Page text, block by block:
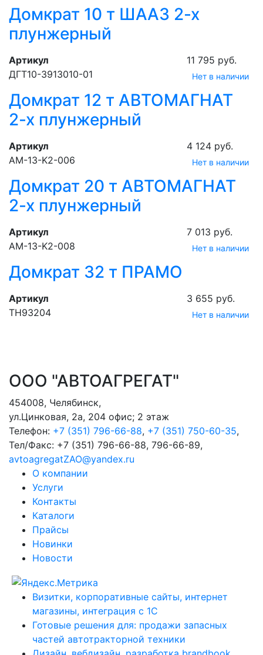
Домкрат 10 т ШААЗ 2-х
плунжерный
Артикул
ДГТ10-3913010-01
11 795 руб.
Нет в наличии
Домкрат 12 т АВТОМАГНАТ
2-х плунжерный
Артикул
АМ-13-K2-006
4 124 руб.
Нет в наличии
Домкрат 20 т АВТОМАГНАТ
2-х плунжерный
Артикул
АМ-13-K2-008
7 013 руб.
Нет в наличии
Домкрат 32 т ПРАМО
Артикул
ТН93204
3 655 руб.
Нет в наличии
ООО "АВТОАГРЕГАТ"
454008, Челябинск,
ул.Цинковая, 2а, 204 офис; 2 этаж
Телефон: +7 (351) 796-66-88, +7 (351) 750-60-35,
Тел/Факс: +7 (351) 796-66-88, 796-66-89,
avtoagregatZAO@yandex.ru
О компании
Услуги
Контакты
Каталоги
Прайсы
Новинки
Новости
Визитки, корпоративные сайты, интернет
магазины, интеграция с 1С
Готовые решения для: продажи запасных
частей автотракторной техники